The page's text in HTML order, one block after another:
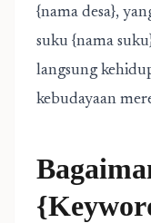
{nama desa},
suku {nama
langsung
kebudayaan